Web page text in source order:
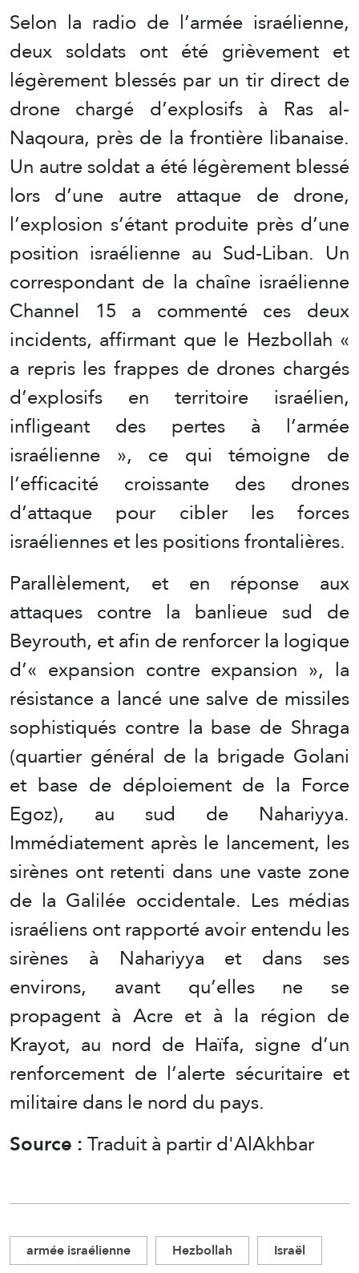
Selon la radio de l’armée israélienne,
deux soldats ont été grièvement et
légèrement blessés par un tir direct de
drone chargé d’explosifs à Ras al-
Naqoura, près de la frontière libanaise.
Un autre soldat a été légèrement blessé
lors d’une autre attaque de drone,
l’explosion s’étant produite près d’une
position israélienne au Sud-Liban. Un
correspondant de la chaîne israélienne
Channel 15 a commenté ces deux
incidents, affirmant que le Hezbollah «
a repris les frappes de drones chargés
d’explosifs en territoire israélien,
infligeant des pertes à l’armée
israélienne », ce qui témoigne de
l’efficacité croissante des drones
d’attaque pour cibler les forces
israéliennes et les positions frontalières.
Parallèlement, et en réponse aux
attaques contre la banlieue sud de
Beyrouth, et afin de renforcer la logique
d’« expansion contre expansion », la
résistance a lancé une salve de missiles
sophistiqués contre la base de Shraga
(quartier général de la brigade Golani
et base de déploiement de la Force
Egoz), au sud de Nahariyya.
Immédiatement après le lancement, les
sirènes ont retenti dans une vaste zone
de la Galilée occidentale. Les médias
israéliens ont rapporté avoir entendu les
sirènes à Nahariyya et dans ses
environs, avant qu’elles ne se
propagent à Acre et à la région de
Krayot, au nord de Haïfa, signe d’un
renforcement de l’alerte sécuritaire et
militaire dans le nord du pays.
Source :Traduit à partir d'AlAkhbar
armée israélienne Hezbollah Israël